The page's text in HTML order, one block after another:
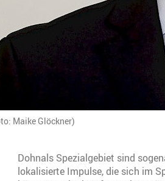
Maike Glöckner)
Dohnals Spezialgebiet sind
lokalisierte Impulse, die sich im